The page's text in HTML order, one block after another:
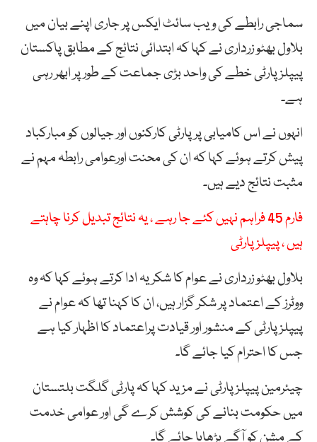
سماجی رابطے کی ویب سائٹ ایکس پر جاری اپنے بیان میں
بلاول بھٹو زرداری نے کہا کہ ابتدائی نتائج کے مطابق پاکستان
پیپلزپارٹی خطے کی واحد بڑی جماعت کے طور پر ابھر رہی
ہے۔
انہوں نے اس کامیابی پر پارٹی کارکنوں اور جیالوں کو مبارکباد
پیش کرتے ہوئے کہا کہ ان کی محنت اورعوامی رابطہ مہم نے
مثبت نتائج دیے ہیں۔
فارم 45 فراہم نہیں کئے جا رہے ، یہ نتائج تبدیل کرنا چاہتے
ہیں ، پیپلز پارٹی
بلاول بھٹو زرداری نے عوام کا شکریہ ادا کرتے ہوئے کہا کہ وہ
ووٹرز کے اعتماد پر شکر گزار ہیں، ان کا کہنا تھا کہ عوام نے
پیپلزپارٹی کے منشور اور قیادت پراعتماد کا اظہار کیا ہے
جس کا احترام کیا جائے گا۔
چیئرمین پیپلزپارٹی نے مزید کہا کہ پارٹی گلگت بلتستان
میں حکومت بنانے کی کوشش کرے گی اور عوامی خدمت
کے مشن کو آگے بڑھایا جائے گا۔